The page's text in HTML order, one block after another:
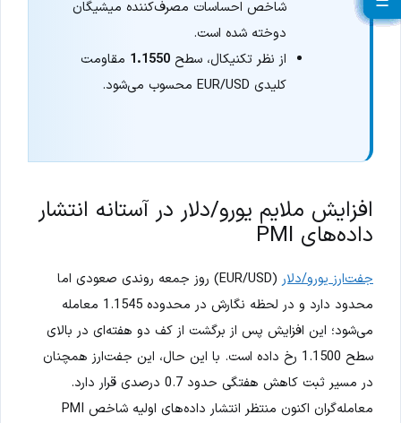
شاخص احساسات مصرف‌کننده میشیگان
دوخته شده است.
از نظر تکنیکال، سطح1.1550 مقاومت
کلیدی EUR/USD محسوب می‌شود.
افزایش ملایم یورو/دلار در آستانه انتشار
داده‌های PMI
جفت‌ارز یورو/دلار
(EUR/USD) روز جمعه روندی صعودی اما
محدود دارد و در لحظه نگارش در محدوده 1.1545 معامله
می‌شود؛ این افزایش پس از برگشت از کف دو هفته‌ای در بالای
سطح 1.1500 رخ داده است. با این حال، این جفت‌ارز همچنان
در مسیر ثبت کاهش هفتگی حدود 0.7 درصدی قرار دارد.
معامله‌گران اکنون منتظر انتشار داده‌های اولیه شاخص PMI